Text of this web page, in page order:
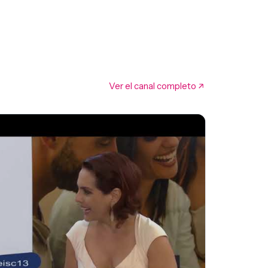
Ver el canal completo